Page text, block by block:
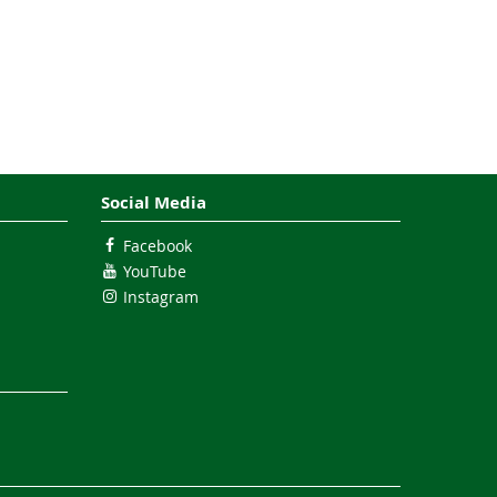
Social Media
Facebook
YouTube
Instagram